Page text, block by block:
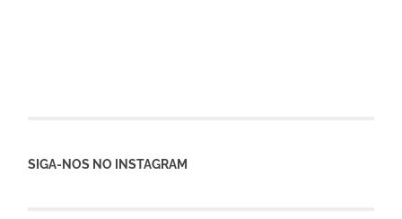
SIGA-NOS NO INSTAGRAM